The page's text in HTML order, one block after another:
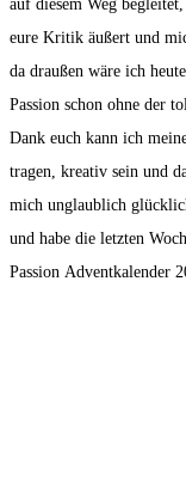
auf diesem Weg
eure Kritik äußert und
da draußen wäre ich
Passion schon ohne der
Dank euch kann ich
tragen, kreativ sein und
mich unglaublich
und habe die letzten
Passion Adventkalender